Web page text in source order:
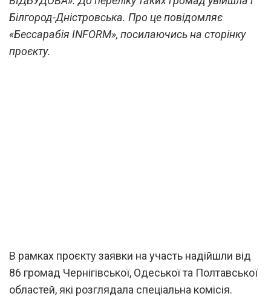
Білгород-Дністровська. Про це повідомляє
«Бессарабія INFORM», посилаючись на сторінку
проєкту.
В рамках проєкту заявки на участь надійшли від
86 громад Чернігівської, Одеської та Полтавської
областей, які розглядала спеціальна комісія.